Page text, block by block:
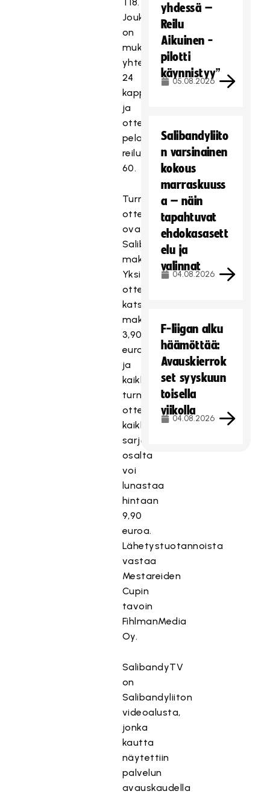
Joukkueita
on
mukana
yhteensä
24
kappaletta
ja
otteluita
pelataan
reilut
60.
Turnauksen
ottelut
ovat
SalibandyTV:ssä
maksullisia.
Yksittäisen
ottelun
katseluoikeus
maksaa
3,90
euroa
ja
kaikki
turnauksen
ottelut
kaikkien
sarjojen
osalta
voi
lunastaa
hintaan
9,90
euroa.
Lähetystuotannoista
vastaa
Mestareiden
Cupin
tavoin
FihlmanMedia
Oy.
SalibandyTV
on
Salibandyliiton
videoalusta,
jonka
kautta
näytettiin
palvelun
avauskaudella
yhdessä –
Reilu
Aikuinen -
pilotti
käynnistyy”
05.08.2026
Salibandyliito
n varsinainen
kokous
marraskuuss
a – näin
tapahtuvat
ehdokasasett
elu ja
valinnat
04.08.2026
F-liigan alku
häämöttää:
Avauskierrok
set syyskuun
toisella
viikolla
04.08.2026